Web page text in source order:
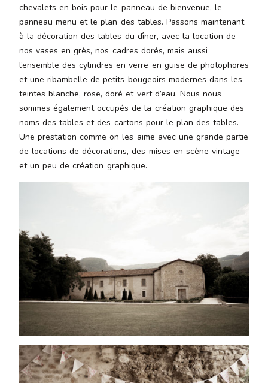
chevalets en bois pour le panneau de bienvenue, le
panneau menu et le plan des tables. Passons maintenant
à la décoration des tables du dîner, avec la location de
nos vases en grès, nos cadres dorés, mais aussi
l’ensemble des cylindres en verre en guise de photophores
et une ribambelle de petits bougeoirs modernes dans les
teintes blanche, rose, doré et vert d’eau. Nous nous
sommes également occupés de la création graphique des
noms des tables et des cartons pour le plan des tables.
Une prestation comme on les aime avec une grande partie
de locations de décorations, des mises en scène vintage
et un peu de création graphique.